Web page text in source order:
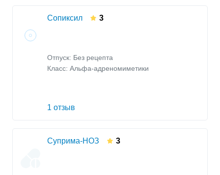
Сопиксил 3
Отпуск: Без рецепта
Класс: Альфа-адреномиметики
1 отзыв
Суприма-НОЗ 3